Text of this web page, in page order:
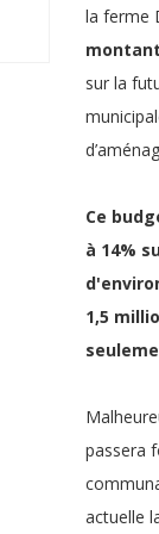
la ferme
sur la
Ce
à 14%
1,5
passera
actuelle